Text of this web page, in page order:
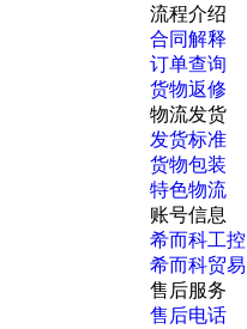
流程介绍
合同解释
订单查询
货物返修
物流发货
发货标准
货物包装
特色物流
账号信息
希而科工控
希而科贸易
售后服务
售后电话